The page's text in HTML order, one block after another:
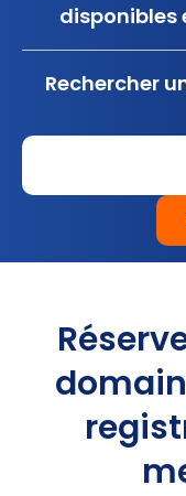
disponibles
Rechercher